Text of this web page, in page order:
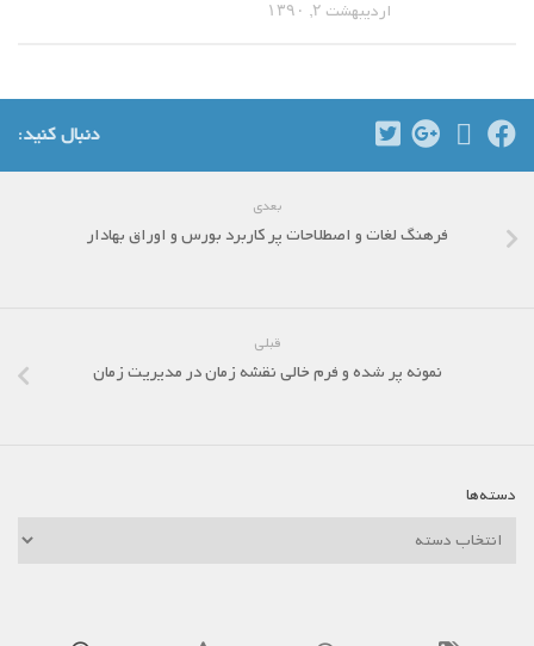
اردیبهشت ۲, ۱۳۹۰
دنبال کنید:
بعدی
فرهنگ لغات و اصطلاحات پر کاربرد بورس و اوراق بهادار
قبلی
نمونه پر شده و فرم خالی نقشه زمان در مدیریت زمان
دسته‌ها
دسته‌ها